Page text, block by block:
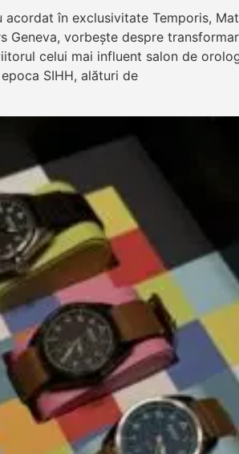
în exclusivitate Temporis,
Geneva, vorbește despre
celui mai influent salon de
SIHH, alături de